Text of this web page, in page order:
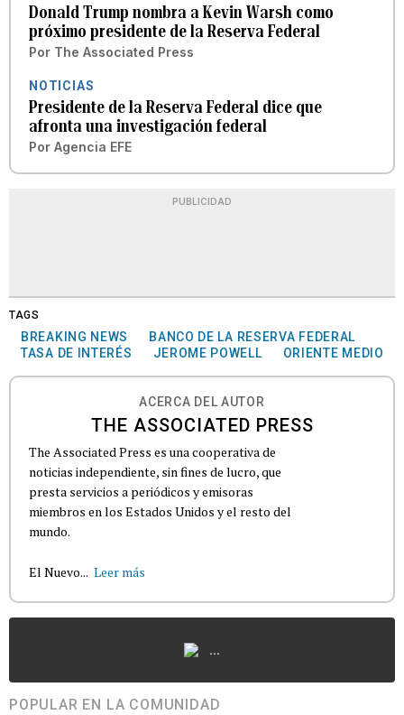
Donald Trump nombra a Kevin Warsh como
próximo presidente de la Reserva Federal
Por The Associated Press
NOTICIAS
Presidente de la Reserva Federal dice que
afronta una investigación federal
Por Agencia EFE
PUBLICIDAD
TAGS
BREAKING NEWS
BANCO DE LA RESERVA FEDERAL
TASA DE INTERÉS
JEROME POWELL ORIENTE MEDIO
ACERCA DEL AUTOR
THE ASSOCIATED PRESS
The Associated Press es una cooperativa de
noticias independiente, sin fines de lucro, que
presta servicios a periódicos y emisoras
miembros en los Estados Unidos y el resto del
mundo.
El Nuevo... Leer más
...
POPULAR EN LA COMUNIDAD